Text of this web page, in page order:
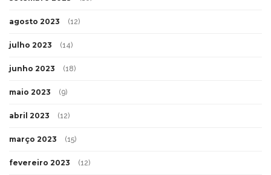
agosto 2023 (12)
julho 2023 (14)
junho 2023 (18)
maio 2023 (9)
abril 2023 (12)
março 2023 (15)
fevereiro 2023 (12)